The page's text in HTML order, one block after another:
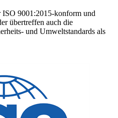
ISO 9001:2015-konform und
übertreffen auch die
und Umweltstandards als